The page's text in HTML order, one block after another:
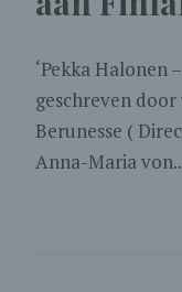
‘Pekka Halonen
geschreven
Berunesse (
Anna-Maria